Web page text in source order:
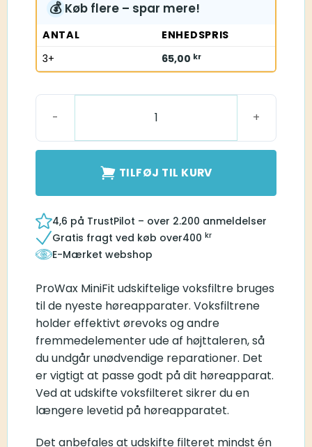
💰 Køb flere – spar mere!
ANTAL
ENHEDSPRIS
3+
65,00 kr
ProWax miniFit antal
TILFØJ TIL KURV
4,6 på TrustPilot – over 2.200 anmeldelser
Gratis fragt ved køb over400 kr
E-Mærket webshop
ProWax MiniFit udskiftelige voksfiltre bruges
til de nyeste høreapparater. Voksfiltrene
holder effektivt ørevoks og andre
fremmedelementer ude af højttaleren, så
du undgår unødvendige reparationer. Det
er vigtigt at passe godt på dit høreapparat.
Ved at udskifte voksfilteret sikrer du en
længere levetid på høreapparatet.
Det anbefales at udskifte filteret mindst én